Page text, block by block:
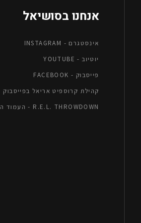
אנחנו בסושיאל
אינסטגרם - INSTAGRAM
יוטיוב - YOUTUBE
פייסבוק - FACEBOOK
קהילת קרוספיט אריאל בפייסבוק
R.E.L. THROWDOWN - העמוד הרשמי